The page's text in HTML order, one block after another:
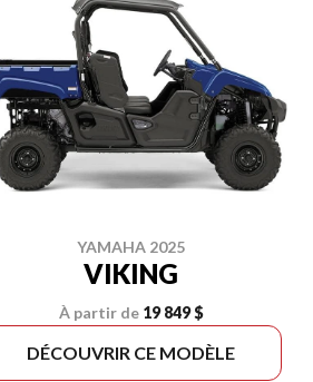
YAMAHA 2025
VIKING
À partir de 19 849 $
DÉCOUVRIR CE MODÈLE